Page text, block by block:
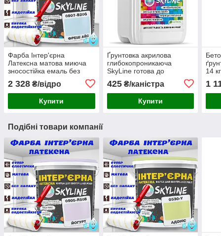
Фарба Інтер'єрна
Латексна матова миюча
зносостійка емаль без
Skyline Фреш Айс 10 л
2 328 ₴/відро
Купити
Ґрунтовка акрилова
глибокопроникаюча
SkyLine готова до
425₴/каністра
Купити
14
1
Подібні товари компанії